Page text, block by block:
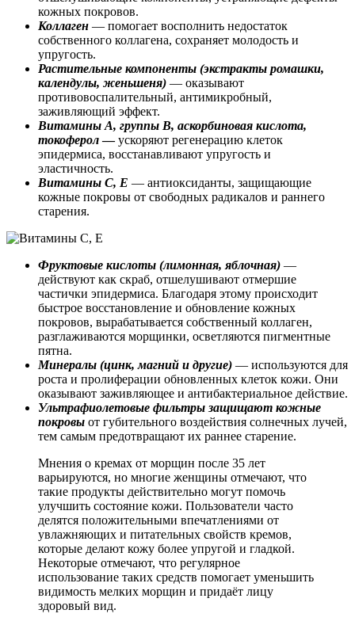
кожных покровов.
Коллаген — помогает восполнить недостаток
собственного коллагена, сохраняет молодость и
упругость.
Растительные компоненты (экстракты ромашки,
календулы, женьшеня) — оказывают
противовоспалительный, антимикробный,
заживляющий эффект.
Витамины А, группы B, аскорбиновая кислота,
токоферол—ускоряют регенерацию клеток
эпидермиса, восстанавливают упругость и
эластичность.
Витамины C, E — антиоксиданты, защищающие
кожные покровы от свободных радикалов и раннего
старения.
Фруктовые кислоты (лимонная, яблочная) —
действуют как скраб, отшелушивают отмершие
частички эпидермиса. Благодаря этому происходит
быстрое восстановление и обновление кожных
покровов, вырабатывается собственный коллаген,
разглаживаются морщинки, осветляются пигментные
пятна.
Минералы (цинк, магний и другие) — используются для
роста и пролиферации обновленных клеток кожи. Они
оказывают заживляющее и антибактериальное действие.
Ультрафиолетовые фильтры защищают кожные
покровы от губительного воздействия солнечных лучей,
тем самым предотвращают их раннее старение.
Мнения о кремах от морщин после 35 лет
варьируются, но многие женщины отмечают, что
такие продукты действительно могут помочь
улучшить состояние кожи. Пользователи часто
делятся положительными впечатлениями от
увлажняющих и питательных свойств кремов,
которые делают кожу более упругой и гладкой.
Некоторые отмечают, что регулярное
использование таких средств помогает уменьшить
видимость мелких морщин и придаёт лицу
здоровый вид.